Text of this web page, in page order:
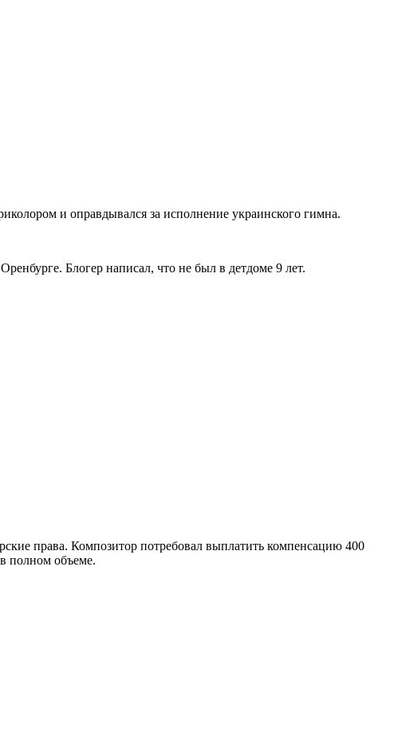
и оправдывался за исполнение украинского гимна.
Блогер написал, что не был в детдоме 9 лет.
права. Композитор потребовал выплатить компенсацию 400
полном объеме.